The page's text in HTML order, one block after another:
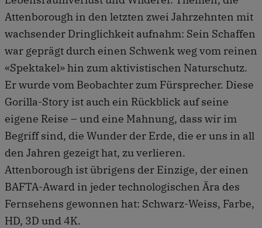
Attenborough in den letzten zwei Jahrzehnten mit
wachsender Dringlichkeit aufnahm: Sein Schaffen
war geprägt durch einen Schwenk weg vom reinen
«Spektakel» hin zum aktivistischen Naturschutz.
Er wurde vom Beobachter zum Fürsprecher. Diese
Gorilla-Story ist auch ein Rückblick auf seine
eigene Reise – und eine Mahnung, dass wir im
Begriff sind, die Wunder der Erde, die er uns in all
den Jahren gezeigt hat, zu verlieren.
Attenborough ist übrigens der Einzige, der einen
BAFTA-Award in jeder technologischen Ära des
Fernsehens gewonnen hat: Schwarz-Weiss, Farbe,
HD, 3D und 4K.